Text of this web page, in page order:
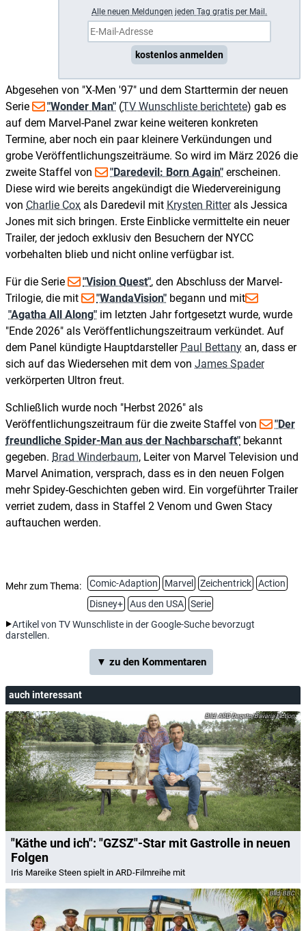
Alle neuen Meldungen jeden Tag gratis per Mail.
kostenlos anmelden
Abgesehen von "X-Men '97" und dem Starttermin der neuen
Serie
"Wonder Man" (TV Wunschliste berichtete) gab es
auf dem Marvel-Panel zwar keine weiteren konkreten
Termine, aber noch ein paar kleinere Verkündungen und
grobe Veröffentlichungszeiträume. So wird im März 2026 die
zweite Staffel von
"Daredevil: Born Again" erscheinen.
Diese wird wie bereits angekündigt die Wiedervereinigung
von Charlie Cox als Daredevil mit Krysten Ritterals Jessica
Jones mit sich bringen. Erste Einblicke vermittelte ein neuer
Trailer, der jedoch exklusiv den Besuchern der NYCC
vorbehalten blieb und nicht online verfügbar ist.
Für die Serie "Vision Quest", den Abschluss der Marvel-
Trilogie, die mit
"WandaVision" begann und mit
"Agatha All Along" im letzten Jahr fortgesetzt wurde, wurde
"Ende 2026" als Veröffentlichungszeitraum verkündet. Auf
dem Panel kündigte Hauptdarsteller Paul Bettany an, dass er
sich auf das Wiedersehen mit dem von James Spader
verkörperten Ultron freut.
Schließlich wurde noch "Herbst 2026" als
Veröffentlichungszeitraum für die zweite Staffel von
"Der
freundliche Spider-Man aus der Nachbarschaft" bekannt
gegeben. Brad Winderbaum, Leiter von Marvel Television und
Marvel Animation, versprach, dass es in den neuen Folgen
mehr Spidey-Geschichten geben wird. Ein vorgeführter Trailer
verriet zudem, dass in Staffel 2 Venom und Gwen Stacy
auftauchen werden.
Mehr zum Thema: Comic-Adaption Marvel Zeichentrick
Action
Disney+
Aus den USA
Serie
Artikel von TV Wunschliste in der Google-Suche bevorzugt
darstellen.
▼ zu den Kommentaren
auch interessant
ARD Degeto/Bavaria Fiction
"Käthe und ich": "GZSZ"-Star mit Gastrolle in neuen
Folgen
Iris Mareike Steen spielt in ARD-Filmreihe mit
BBC